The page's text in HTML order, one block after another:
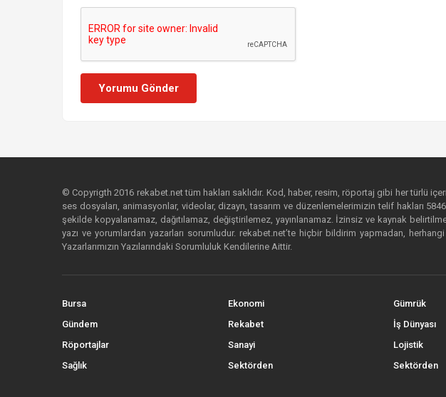
Yorumu Gönder
© Copyrigth 2016 rekabet.net tüm hakları saklıdır. Kod, haber, resim, röportaj gibi her türlü
ses dosyaları, animasyonlar, videolar, dizayn, tasarım ve düzenlemelerimizin telif hakları
şekilde kopyalanamaz, dağıtılamaz, değiştirilemez, yayınlanamaz. İzinsiz ve kaynak
yazı ve yorumlardan yazarları sorumludur. rekabet.net’te hiçbir bildirim yapmadan,
Yazarlarımızın Yazılarındaki Sorumluluk Kendilerine Aittir.
Bursa
Gündem
Röportajlar
Sağlık
Ekonomi
Rekabet
Sanayi
Sektörden
Gümrük
İş Dünyası
Lojistik
Sektörden